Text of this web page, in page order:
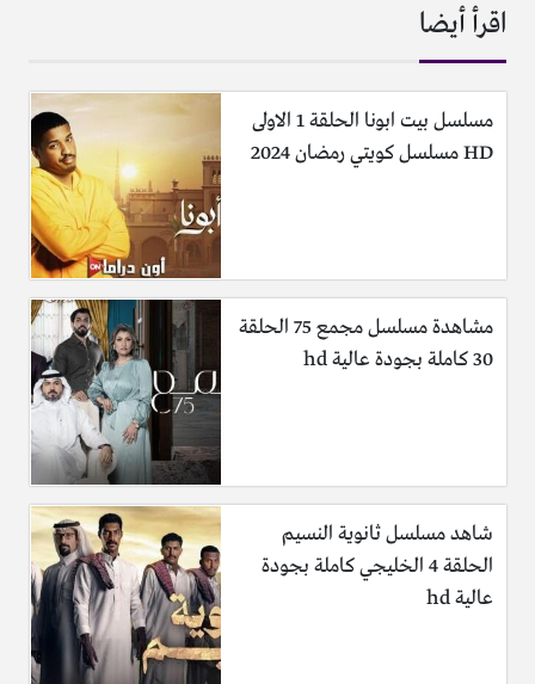
اقرأ أيضا
مسلسل بيت ابونا الحلقة 1 الاولى
HD مسلسل كويتي رمضان 2024
مشاهدة مسلسل مجمع 75 الحلقة
30 كاملة بجودة عالية hd
شاهد مسلسل ثانوية النسيم
الحلقة 4 الخليجي كاملة بجودة
عالية hd